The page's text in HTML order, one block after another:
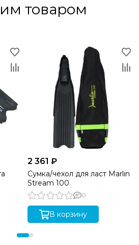
товаром
2 361 ₽
Сумка/чехол для ласт Marlin
Stream 100
0
В корзину